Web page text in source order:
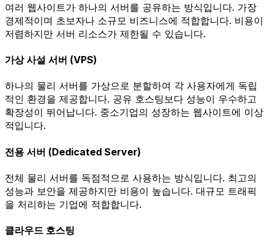
여러 웹사이트가 하나의 서버를 공유하는 방식입니다. 가장
경제적이며 초보자나 소규모 비즈니스에 적합합니다. 비용이
저렴하지만 서버 리소스가 제한될 수 있습니다.
가상 사설 서버 (VPS)
하나의 물리 서버를 가상으로 분할하여 각 사용자에게 독립
적인 환경을 제공합니다. 공유 호스팅보다 성능이 우수하고
확장성이 뛰어납니다. 중소기업의 성장하는 웹사이트에 이상
적입니다.
전용 서버 (Dedicated Server)
전체 물리 서버를 독점적으로 사용하는 방식입니다. 최고의
성능과 보안을 제공하지만 비용이 높습니다. 대규모 트래픽
을 처리하는 기업에 적합합니다.
클라우드 호스팅